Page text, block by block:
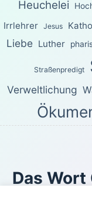
Heuchelei
Irrlehrer Jesus
Liebe Luther
Straßenpredigt
Verweltlichung
Das Wort